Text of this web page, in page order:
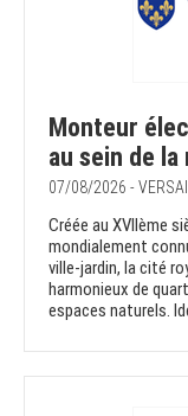
Monteur
au sein de la
07/08/2026 -
Créée au XVIIème
mondialement
ville-jardin, la cité
harmonieux de
espaces naturels.